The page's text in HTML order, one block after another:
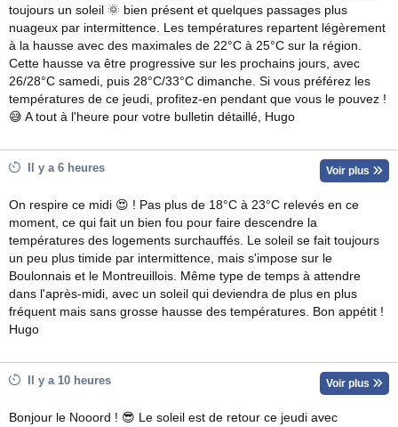
toujours un soleil 🌞 bien présent et quelques passages plus
nuageux par intermittence. Les températures repartent légèrement
à la hausse avec des maximales de 22°C à 25°C sur la région.
Cette hausse va être progressive sur les prochains jours, avec
26/28°C samedi, puis 28°C/33°C dimanche. Si vous préférez les
températures de ce jeudi, profitez-en pendant que vous le pouvez !
😅 A tout à l'heure pour votre bulletin détaillé, Hugo
Il y a 6 heures Voir plus
On respire ce midi 😍 ! Pas plus de 18°C à 23°C relevés en ce
moment, ce qui fait un bien fou pour faire descendre la
températures des logements surchauffés. Le soleil se fait toujours
un peu plus timide par intermittence, mais s'impose sur le
Boulonnais et le Montreuillois. Même type de temps à attendre
dans l'après-midi, avec un soleil qui deviendra de plus en plus
fréquent mais sans grosse hausse des températures. Bon appétit !
Hugo
Il y a 10 heures Voir plus
Bonjour le Nooord ! 😎 Le soleil est de retour ce jeudi avec